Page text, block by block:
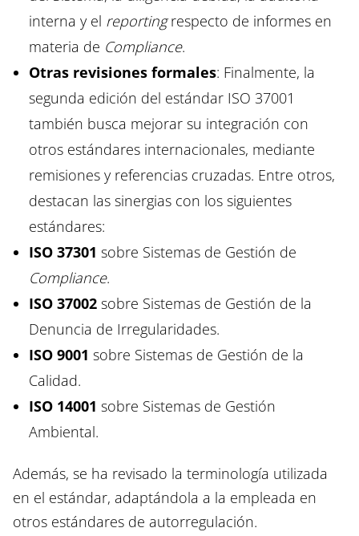
interna y el reportingrespecto de informes en
materia de Compliance.
Otras revisiones formales: Finalmente, la
segunda edición del estándar ISO 37001
también busca mejorar su integración con
otros estándares internacionales, mediante
remisiones y referencias cruzadas. Entre otros,
destacan las sinergias con los siguientes
estándares:
ISO 37301 sobre Sistemas de Gestión de
Compliance.
ISO 37002 sobre Sistemas de Gestión de la
Denuncia de Irregularidades.
ISO 9001 sobre Sistemas de Gestión de la
Calidad.
ISO 14001 sobre Sistemas de Gestión
Ambiental.
Además, se ha revisado la terminología utilizada
en el estándar, adaptándola a la empleada en
otros estándares de autorregulación.